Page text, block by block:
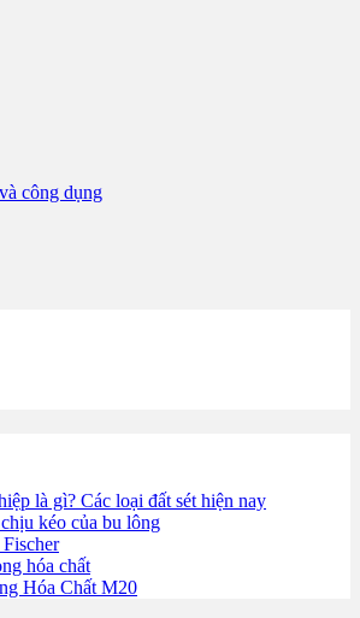
công dụng
là gì? Các loại đất sét hiện nay
kéo của bu lông
hóa chất
Hóa Chất M20